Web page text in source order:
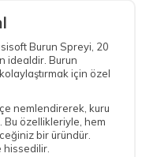
Burun Spreyi, 20
idealdir. Burun
için özel
nemlendirerek, kuru
Bu özellikleriyle, hem
bir üründür.
hissedilir.